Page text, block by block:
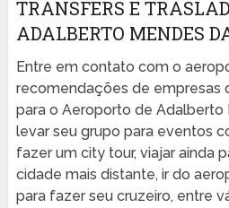
TRANSFERS E
ADALBERTO MENDES
Entre em contato com o
recomendações de empresas
para o Aeroporto de Adalberto
levar seu grupo para eventos
fazer um city tour, viajar ainda
cidade mais distante, ir do
para fazer seu cruzeiro, entre